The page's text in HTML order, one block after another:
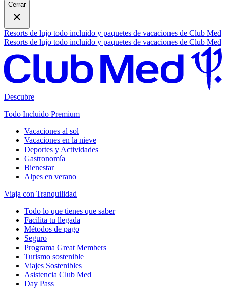
Cerrar
Resorts de lujo todo incluido y paquetes de vacaciones de Club Med
Resorts de lujo todo incluido y paquetes de vacaciones de Club Med
Descubre
Todo Incluido Premium
Vacaciones al sol
Vacaciones en la nieve
Deportes y Actividades
Gastronomía
Bienestar
Alpes en verano
Viaja con Tranquilidad
Todo lo que tienes que saber
Facilita tu llegada
Métodos de pago
Seguro
Programa Great Members
Turismo sostenible
Viajes Sostenibles
Asistencia Club Med
Day Pass